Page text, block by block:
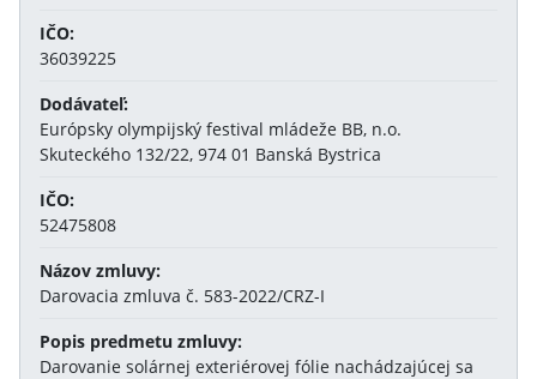
IČO:
36039225
Dodávateľ:
Európsky olympijský festival mládeže BB, n.o.
Skuteckého 132/22, 974 01 Banská Bystrica
IČO:
52475808
Názov zmluvy:
Darovacia zmluva č. 583-2022/CRZ-I
Popis predmetu zmluvy:
Darovanie solárnej exteriérovej fólie nachádzajúcej sa